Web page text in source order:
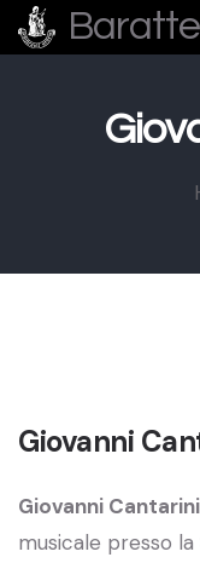
Giovanni
Giovanni Cantarini
musicale presso